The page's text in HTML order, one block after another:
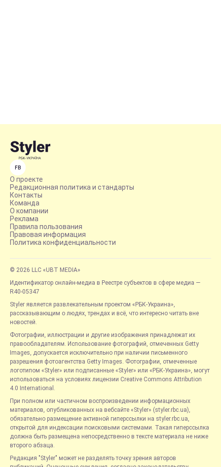
FB
О проекте
Редакционная политика и стандарты
Контакты
Команда
О компании
Реклама
Правила пользования
Правовая информация
Политика конфиденциальности
© 2026 LLC «UBT MEDIA»
Идентификатор онлайн-медиа в Реестре субъектов в сфере медиа —
R40-05347
Styler является развлекательным проектом «РБК-Украина»,
рассказывающим о людях, трендах и всё, что интересно читать вне
новостей.
Фотографии, иллюстрации и другие изображения принадлежат их
правообладателям. Использование фотографий, отмеченных Getty
Images, допускается исключительно при наличии письменного
разрешения фотоагентства Getty Images. Фотографии, отмеченные
логотипом «Styler» или подписанные «Styler» или «РБК-Украина», могут
использоваться на условиях лицензии Creative Commons Attribution
4.0 International.
При полном или частичном воспроизведении информационных
материалов, опубликованных на вебсайте «Styler» (styler.rbc.ua),
обязательно размещение активной гиперссылки на styler.rbc.ua,
открытой для индексации поисковыми системами. Такая гиперссылка
должна быть размещена непосредственно в тексте материала не ниже
второго абзаца.
Редакция "Styler" может не разделять точку зрения авторов